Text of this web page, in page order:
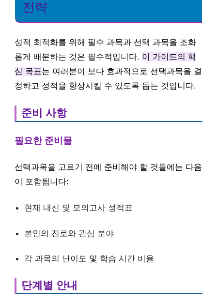
전략
성적 최적화를 위해 필수 과목과 선택 과목을 조화
롭게 배분하는 것은 필수적입니다. 이 가이드의 핵
심 목표는 여러분이 보다 효과적으로 선택과목을 결
정하고 성적을 향상시킬 수 있도록 돕는 것입니다.
준비 사항
필요한 준비물
선택과목을 고르기 전에 준비해야 할 것들에는 다음
이 포함됩니다:
현재 내신 및 모의고사 성적표
본인의 진로와 관심 분야
각 과목의 난이도 및 학습 시간 비율
단계별 안내